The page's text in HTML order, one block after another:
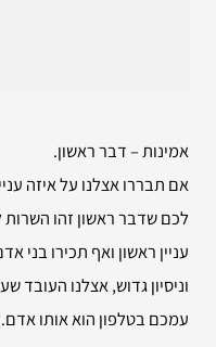
אמינות – דבר ראשון.
אם תבררו אצלנו על איזה
לכם שדבר ראשון זהו השרות
עניין ראשון ואף תכירו בני
וניסיון גדוש, אצלנו
עמכם בטלפון הוא אותו אדם.